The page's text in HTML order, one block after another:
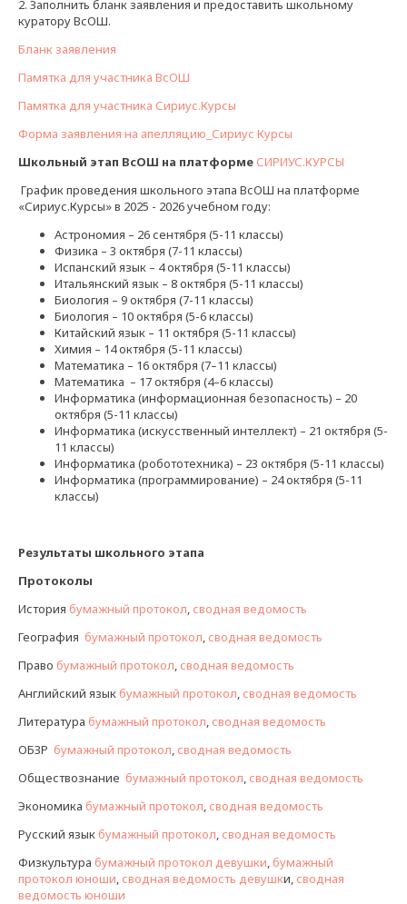
2. Заполнить бланк заявления и предоставить школьному
куратору ВсОШ.
Бланк заявления
Памятка для участника ВсОШ
Памятка для участника Сириус.Курсы
Форма заявления на апелляцию_Сириус Курсы
Школьный этап ВсОШ на платформе СИРИУС.КУРСЫ
График проведения школьного этапа ВсОШ на платформе
«Сириус.Курсы» в 2025 - 2026 учебном году:
Астрономия – 26 сентября (5-11 классы)
Физика – 3 октября (7-11 классы)
Испанский язык – 4 октября (5-11 классы)
Итальянский язык – 8 октября (5-11 классы)
Биология – 9 октября (7-11 классы)
Биология – 10 октября (5-6 классы)
Китайский язык – 11 октября (5-11 классы)
Химия – 14 октября (5-11 классы)
Математика – 16 октября (7–11 классы)
Математика – 17 октября (4–6 классы)
Информатика (информационная безопасность) – 20
октября (5-11 классы)
Информатика (искусственный интеллект) – 21 октября (5-
11 классы)
Информатика (робототехника) – 23 октября (5-11 классы)
Информатика (программирование) – 24 октября (5-11
классы)
Результаты школьного этапа
Протоколы
История бумажный протокол, сводная ведомость
География бумажный протокол, сводная ведомость
Право бумажный протокол, сводная ведомость
Английский языкбумажный протокол, сводная ведомость
Литература бумажный протокол, сводная ведомость
ОБЗР бумажный протокол, сводная ведомость
Обществознание бумажный протокол, сводная ведомость
Экономика бумажный протокол, сводная ведомость
Русский языкбумажный протокол, сводная ведомость
Физкультура бумажный протокол девушки,бумажный
протокол юноши, сводная ведомость девушки, сводная
ведомость юноши